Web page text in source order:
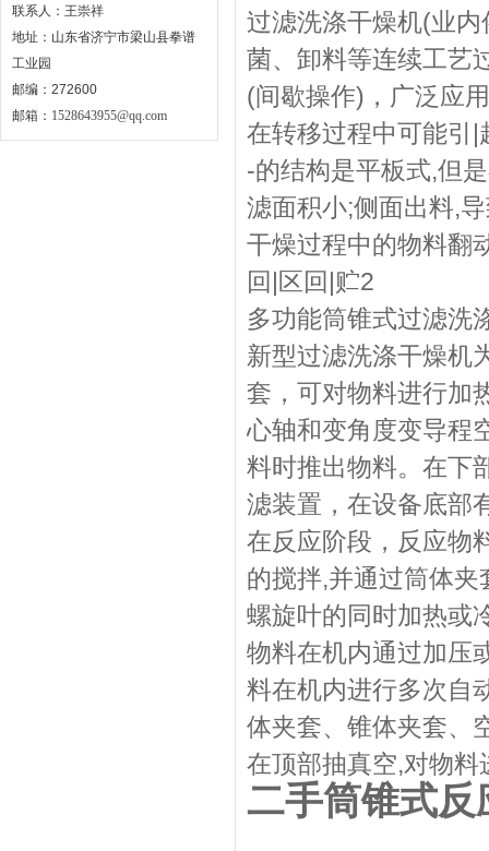
联系人：王崇祥
地址：山东省济宁市梁山县拳谱
工业园
邮编：272600
邮箱： 1528643955@qq.com
过滤洗涤干燥机(业
菌、卸料等连续工艺
(间歇操作)，广泛应
在转移过程中可能引
-的结构是平板式,但
滤面积小;侧面出料,
干燥过程中的物料翻
回|区回|贮2
多功能筒锥式过滤洗
新型过滤洗涤干燥机
套，可对物料进行加
心轴和变角度变导程
料时推出物料。在下
滤装置，在设备底部
在反应阶段，反应物
的搅拌,并通过筒体
螺旋叶的同时加热或
物料在机内通过加压
料在机内进行多次自
体夹套、锥体夹套、
在顶部抽真空,对物
二手筒锥式反